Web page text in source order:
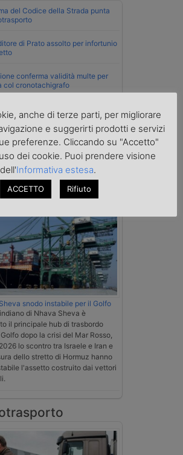
del Codice della Strada punta
di Prato assolto per infortunio
conferma validità multe per
col cronotachigrafo
vettore
Iva nei trasporti internazionali
la filiera
snodo instabile per il Golfo
di Nhava Sheva è
il principale hub di trasbordo
dopo la crisi del Mar Rosso,
lo scontro tra Israele e Iran e
dello stretto di Hormuz hanno
l'assetto costruito dai vettori
anche di terze parti, per migliorare
e suggerirti prodotti e servizi
preferenze. Cliccando su "Accetto"
dei cookie. Puoi prendere visione
dell'Informativa estesa.
ACCETTO Rifiuto